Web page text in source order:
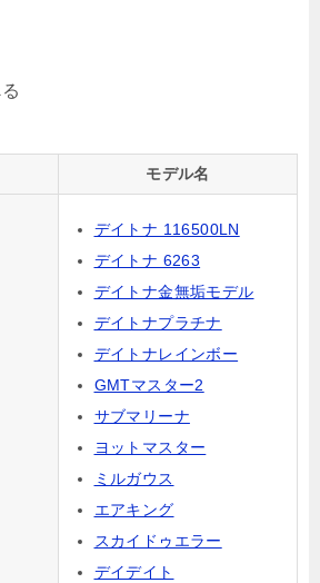
モデル名
デイトナ 116500LN
デイトナ 6263
デイトナ金無垢モデル
デイトナプラチナ
デイトナレインボー
GMTマスター2
サブマリーナ
ヨットマスター
ミルガウス
エアキング
スカイドゥエラー
デイデイト